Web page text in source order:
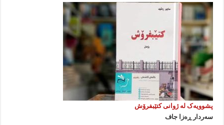
پشوويەک لە ژوانی کتێبفرۆش
سەردار ڕەزا جاف